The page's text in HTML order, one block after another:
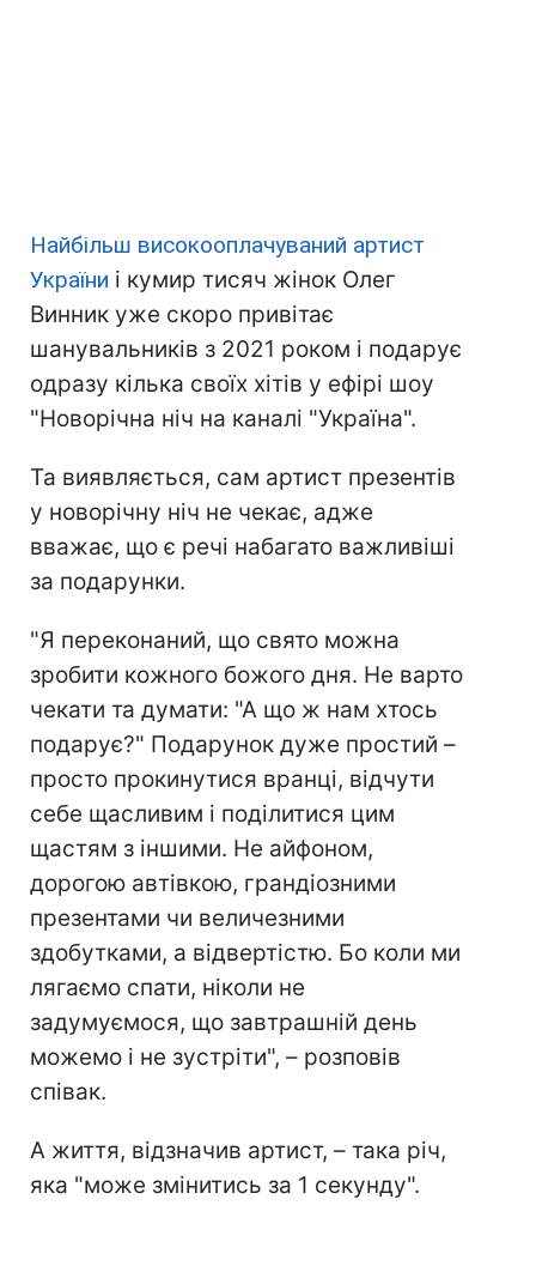
Найбільш високооплачуваний артист
України і кумир тисяч жінок Олег
Винник уже скоро привітає
шанувальників з 2021 роком і подарує
одразу кілька своїх хітів у ефірі шоу
"Новорічна ніч на каналі "Україна".
Та виявляється, сам артист презентів
у новорічну ніч не чекає, адже
вважає, що є речі набагато важливіші
за подарунки.
"Я переконаний, що свято можна
зробити кожного божого дня. Не варто
чекати та думати: "А що ж нам хтось
подарує?" Подарунок дуже простий –
просто прокинутися вранці, відчути
себе щасливим і поділитися цим
щастям з іншими. Не айфоном,
дорогою автівкою, грандіозними
презентами чи величезними
здобутками, а відвертістю. Бо коли ми
лягаємо спати, ніколи не
задумуємося, що завтрашній день
можемо і не зустріти", – розповів
співак.
А життя, відзначив артист, – така річ,
яка "може змінитись за 1 секунду".